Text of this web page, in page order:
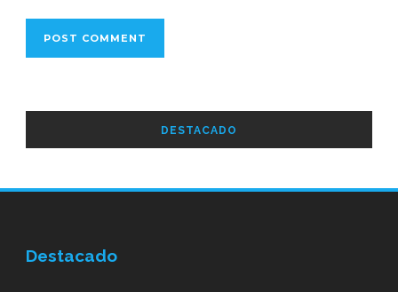
DESTACADO
Destacado